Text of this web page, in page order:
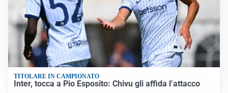
TITOLARE IN CAMPIONATO
Inter, tocca a Pio Esposito: Chivu gli affida l’attacco